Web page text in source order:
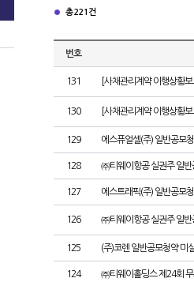
총 221건
번호
131 [사채관리계약 이행상황
130 [사채관리계약 이행상황
129 에스퓨얼셀(주) 일반공모
128 ㈜티웨이항공 실권주 일반
127 에스트래픽(주) 일반공모
126 ㈜티웨이항공 실권주 일반
125 (주)코렌 일반공모청약 미
124 ㈜티웨이홀딩스 제24회